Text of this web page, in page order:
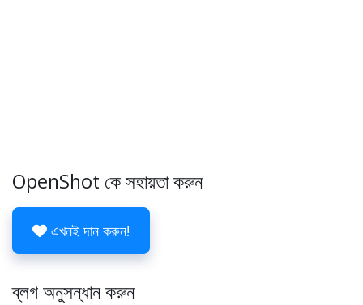
OpenShot কে সহায়তা করুন
এখনই দান করুন!
ব্লগ অনুসন্ধান করুন